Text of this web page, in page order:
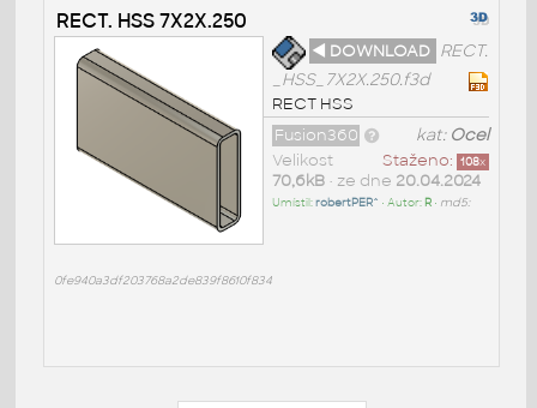
RECT. HSS 7X2X.250
◄ DOWNLOAD RECT.
_HSS_7X2X.250.f3d
RECT HSS
kat: Ocel
Fusion360
Staženo: 108x
Velikost
70,6kB• ze dne 20.04.2024
Umístil:robertPER^ • Autor: R• md5:
0fe940a3df203768a2de839f8610f834